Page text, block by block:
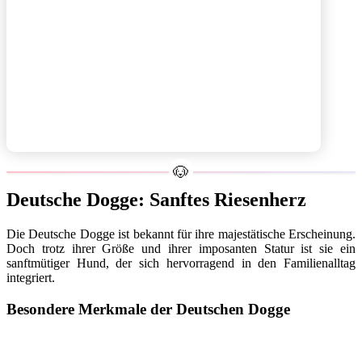
Deutsche Dogge: Sanftes Riesenherz
Die Deutsche Dogge ist bekannt für ihre majestätische Erscheinung.
Doch trotz ihrer Größe und ihrer imposanten Statur ist sie ein
sanftmütiger Hund, der sich hervorragend in den Familienalltag
integriert.
Besondere Merkmale der Deutschen Dogge